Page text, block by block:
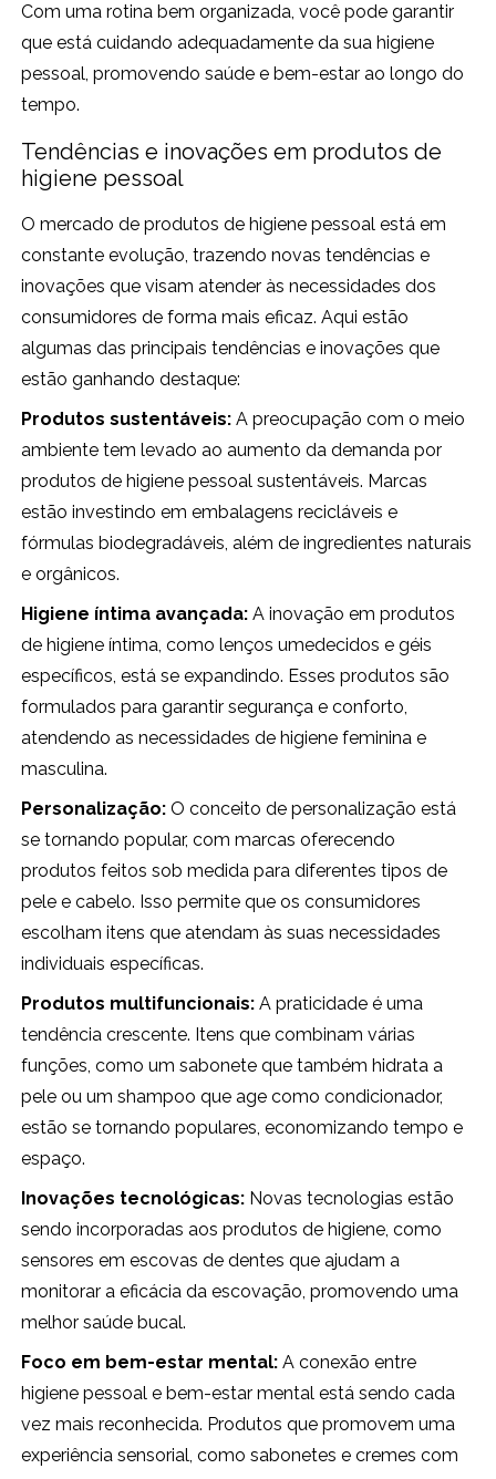
Com uma rotina bem organizada, você pode garantir
que está cuidando adequadamente da sua higiene
pessoal, promovendo saúde e bem-estar ao longo do
tempo.
Tendências e inovações em produtos de
higiene pessoal
O mercado de produtos de higiene pessoal está em
constante evolução, trazendo novas tendências e
inovações que visam atender às necessidades dos
consumidores de forma mais eficaz. Aqui estão
algumas das principais tendências e inovações que
estão ganhando destaque:
Produtos sustentáveis: A preocupação com o meio
ambiente tem levado ao aumento da demanda por
produtos de higiene pessoal sustentáveis. Marcas
estão investindo em embalagens recicláveis e
fórmulas biodegradáveis, além de ingredientes naturais
e orgânicos.
Higiene íntima avançada: A inovação em produtos
de higiene íntima, como lenços umedecidos e géis
específicos, está se expandindo. Esses produtos são
formulados para garantir segurança e conforto,
atendendo as necessidades de higiene feminina e
masculina.
Personalização: O conceito de personalização está
se tornando popular, com marcas oferecendo
produtos feitos sob medida para diferentes tipos de
pele e cabelo. Isso permite que os consumidores
escolham itens que atendam às suas necessidades
individuais específicas.
Produtos multifuncionais: A praticidade é uma
tendência crescente. Itens que combinam várias
funções, como um sabonete que também hidrata a
pele ou um shampoo que age como condicionador,
estão se tornando populares, economizando tempo e
espaço.
Inovações tecnológicas: Novas tecnologias estão
sendo incorporadas aos produtos de higiene, como
sensores em escovas de dentes que ajudam a
monitorar a eficácia da escovação, promovendo uma
melhor saúde bucal.
Foco em bem-estar mental: A conexão entre
higiene pessoal e bem-estar mental está sendo cada
vez mais reconhecida. Produtos que promovem uma
experiência sensorial, como sabonetes e cremes com